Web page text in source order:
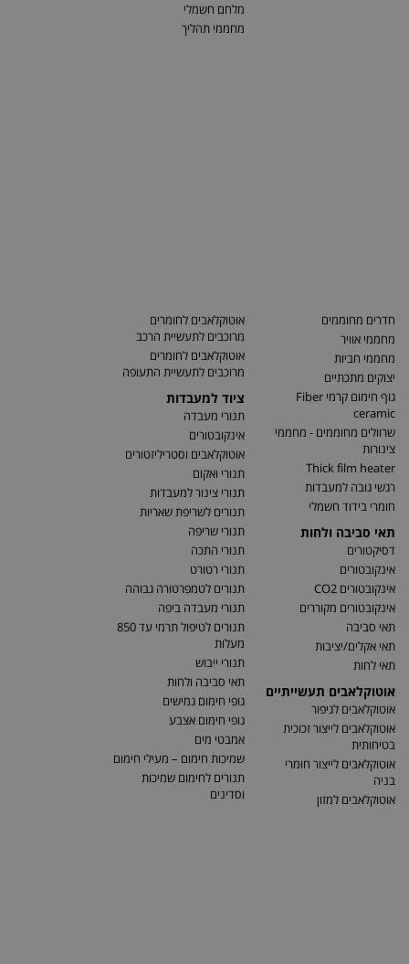
מלחם חשמלי
מחממי תהליך
חדרים מחוממים
מחממי אוויר
מחממי חביות
יצוקים מתכתיים
גוף חימום קרמי Fiber
ceramic
שרוולים מחוממים - מחממי
צינורות
Thick film heater
רגשי גובה למעבדות
חומרי בידוד חשמלי
תאי סביבה ולחות
דסיקטורים
אינקובטורים
אינקובטורים CO2
אינקובטורים מקוררים
תאי סביבה
תאי אקלים/יציבות
תאי לחות
אוטוקלאבים תעשייתיים
אוטוקלאבים לגיפור
אוטוקלאבים לייצור זכוכית
בטיחותית
אוטוקלאבים לייצור חומרי
בניה
אוטוקלאבים למזון
אוטוקלאבים לחומרים
מרוכבים לתעשיית הרכב
אוטוקלאבים לחומרים
מרוכבים לתעשיית התעופה
ציוד למעבדות
תנורי מעבדה
אינקובטורים
אוטוקלאבים וסטריליזטורים
תנורי ואקום
תנורי צינור למעבדות
תנורים לשריפת שאריות
תנורי שריפה
תנורי התכה
תנורי רטורט
תנורים לטמפרטורה גבוהה
תנורי מעבדה ביפה
תנורים לטיפול תרמי עד 850
מעלות
תנורי ייבוש
תאי סביבה ולחות
גופי חימום גמישים
גופי חימום אצבע
אמבטי מים
שמיכות חימום – מעילי חימום
תנורים לחימום שמיכות
וסדינים